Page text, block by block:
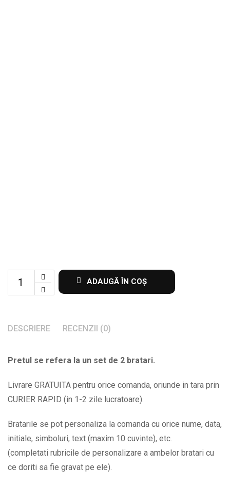
Set
personalizate
nume
quantity
ADAUGĂ ÎN COȘ
DESCRIERE RECENZII (0)
Pretul se refera la un set de 2 bratari.
Livrare GRATUITA pentru orice comanda, oriunde in tara prin
CURIER RAPID (in 1-2 zile lucratoare).
Bratarile se pot personaliza la comanda cu orice nume, data,
initiale, simboluri, text (maxim 10 cuvinte), etc.
(completati rubricile de personalizare a ambelor bratari cu
ce doriti sa fie gravat pe ele).